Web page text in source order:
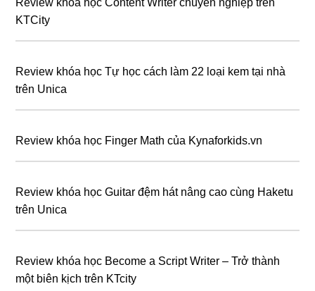
KTCity
Review khóa học Tự học cách làm 22 loại kem tại nhà
trên Unica
Review khóa học Finger Math của Kynaforkids.vn
Review khóa học Guitar đệm hát nâng cao cùng Haketu
trên Unica
Review khóa học Become a Script Writer – Trở thành
một biên kịch trên KTcity